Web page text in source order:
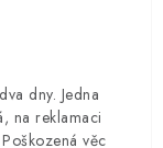
dny. Jedna
na reklamaci
věc